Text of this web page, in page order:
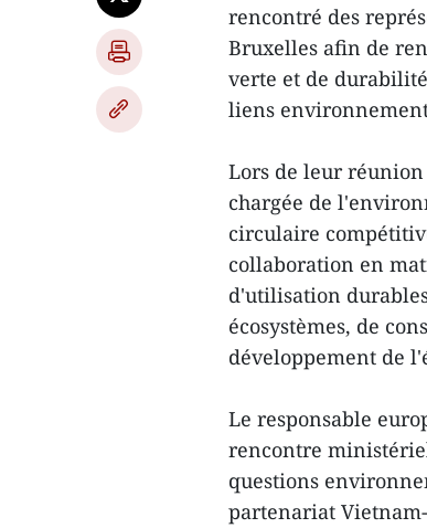
rencontré des
Bruxelles afin de
verte et de
liens
Lors de leur réunion
chargée de
circulaire
collaboration en
d'utilisation
écosystèmes, de
développement de
Le responsable
rencontre
questions
partenariat